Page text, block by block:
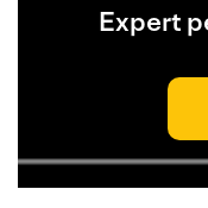
Expert